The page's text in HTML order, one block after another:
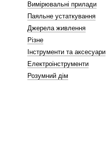
Вимірювальні прилади
Паяльне устаткування
Джерела живлення
Різне
Інструменти та аксесуари
Електроінструменти
Розумний дім